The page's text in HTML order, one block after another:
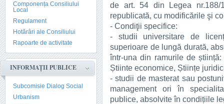
Componența Consiliului
Local
Regulament
Hotărâri ale Consiliului
Rapoarte de activitate
INFORMAȚII PUBLICE
Subcomisie Dialog Social
Urbanism
de art. 54 din Legea nr.188/
republicată, cu modificările şi
- Condiţii specifice:
- studii universitare de
superioare de lungă durată,
într-una din ramurile de
Știinte economice, Științe
- studii de masterat sau
management ori în
publice, absolvite în condițiile